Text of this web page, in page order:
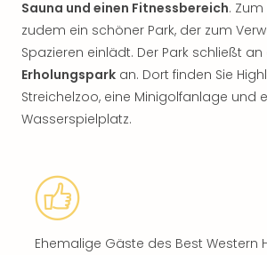
Sauna und einen Fitnessbereich.
zudem ein schöner Park, der zum
Spazieren einlädt. Der Park schließt an
Erholungspark an. Dort finden Sie
Streichelzoo, eine Minigolfanlage und
Wasserspielplatz.
Ehemalige Gäste des Best Western